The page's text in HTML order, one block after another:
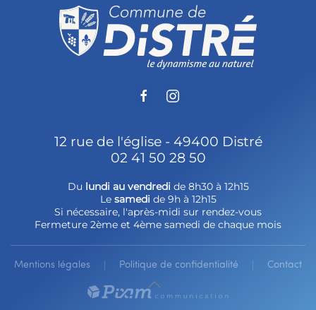
12 rue de l'église - 49400 Distré
02 41 50 28 50
Du lundi au vendredi de 8h30 à 12h15
Le samedi de 9h à 12h15
Si nécessaire, l'après-midi sur rendez-vous
Fermeture 2ème et 4ème samedi de chaque mois
Mentions légales Politique de confidentialité Contact